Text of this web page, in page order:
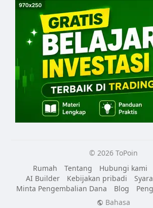
© 2026 ToPoin
Rumah
Tentang Hubungi kami
AI Builder
Kebijakan pribadi
Minta Pengembalian Dana
Blog
Bahasa